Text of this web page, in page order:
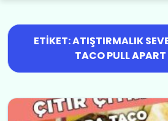
ETIKET: ATIŞTIRMALIK
TACO PULL